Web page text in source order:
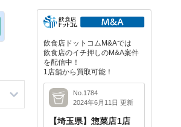
飲食店ドットコムM&Aでは
飲食店のイチ押しのM&A案件
を配信中！
1店舗から買取可能！
No.1784
2024年6月11日 更新
【埼玉県】惣菜店1店